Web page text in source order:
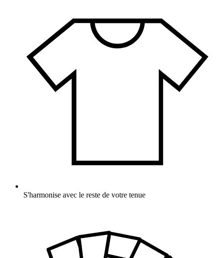
S'harmonise avec le reste de votre tenue